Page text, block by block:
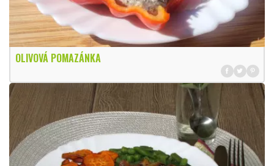
OLIVOVÁ POMAZÁNKA